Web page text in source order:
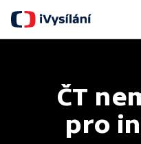
ČT
pro